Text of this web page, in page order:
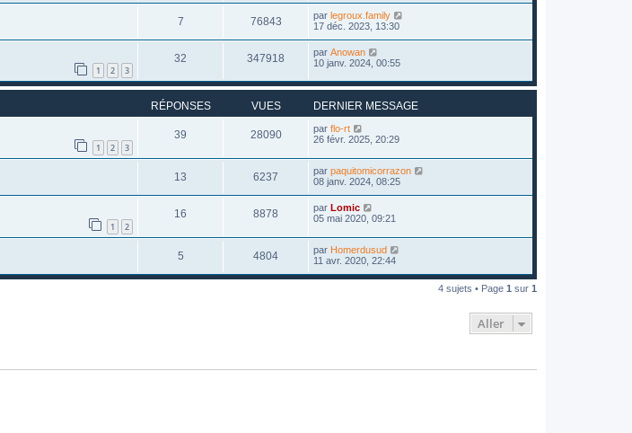
7 76843 par legroux.family
17 déc. 2023, 13:30
1 2 3
32 347918 par Anowan
10 janv. 2024, 00:55
RÉPONSES VUES DERNIER MESSAGE
1 2 3
39 28090 par flo-rt
26 févr. 2025, 20:29
13 6237 par paquitomicorrazon
08 janv. 2024, 08:25
1 2
16 8878 par Lomic
05 mai 2020, 09:21
5 4804 par Homerdusud
11 avr. 2020, 22:44
4 sujets • Page 1 sur 1
Aller